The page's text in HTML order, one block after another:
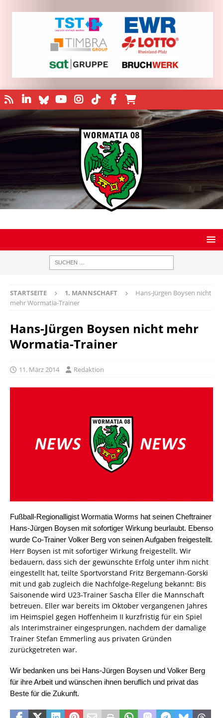
STARTSEITE 1. MANNSCHAFT
Hans-Jürgen Boysen nicht
mehr Wormatia-Trainer
Hans-Jürgen Boysen nicht mehr
Wormatia-Trainer
11. März 2014 Redaktion
Fußball-Regionalligist Wormatia Worms hat seinen Cheftrainer
Hans-Jürgen Boysen mit sofortiger Wirkung beurlaubt. Ebenso
wurde Co-Trainer Volker Berg von seinen Aufgaben freigestellt.
Herr Boysen ist mit sofortiger Wirkung freigestellt. Wir
bedauern, dass sich der gewünschte Erfolg unter ihm nicht
eingestellt hat, teilte Sportvorstand Fritz Bergemann-Gorski
mit und gab zugleich die Nachfolge-Regelung bekannt: Bis
Saisonende wird U23-Trainer Sascha Eller die Mannschaft
betreuen. Eller war bereits im Oktober vergangenen Jahres
im Heimspiel gegen Hoffenheim II kurzfristig für ein Spiel
als Interimstrainer eingesprungen, nachdem der damalige
Trainer Stefan Emmerling aus privaten Gründen
zurückgetreten war.
Wir bedanken uns bei Hans-Jürgen Boysen und Volker Berg
für ihre Arbeit und wünschen ihnen beruflich und privat das
Beste für die Zukunft.